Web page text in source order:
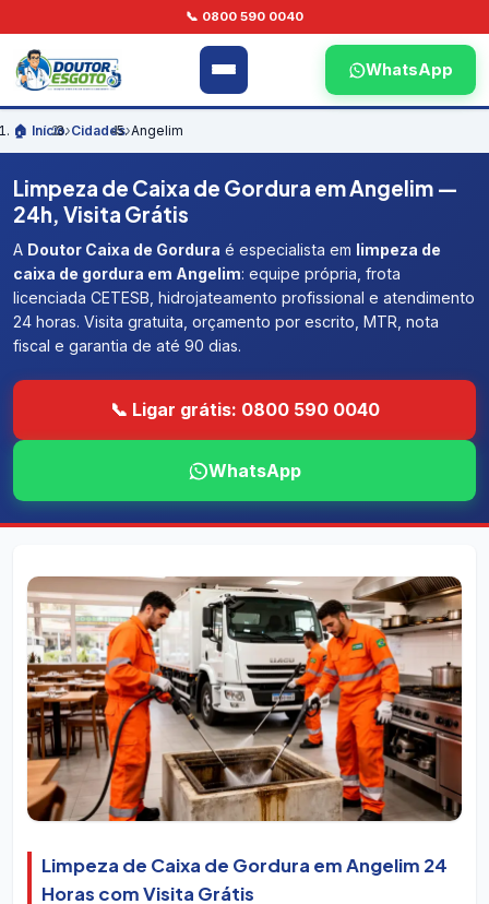
📞 0800 590 0040
WhatsApp
🏠 Início›Cidades›Angelim
Limpeza de Caixa de Gordura em Angelim —
24h, Visita Grátis
A Doutor Caixa de Gordura é especialista em limpeza de
caixa de gordura em Angelim: equipe própria, frota
licenciada CETESB, hidrojateamento profissional e atendimento
24 horas. Visita gratuita, orçamento por escrito, MTR, nota
fiscal e garantia de até 90 dias.
📞 Ligar grátis: 0800 590 0040
WhatsApp
Limpeza de Caixa de Gordura em Angelim 24
Horas com Visita Grátis